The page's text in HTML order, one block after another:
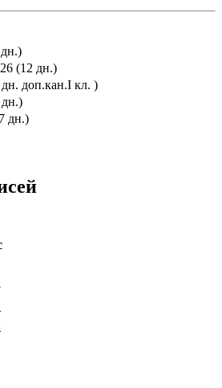
(12 дн.)
доп.кан.I кл. )
дн.)